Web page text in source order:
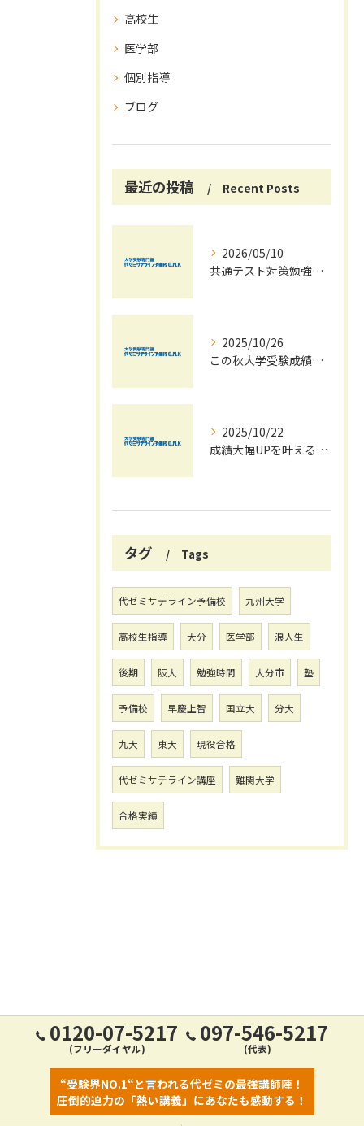
高校生
医学部
個別指導
ブログ
最近の投稿 Recent Posts
2026/05/10
共通テスト対策勉強は早めに始めましょう！
2025/10/26
この秋大学受験成績大幅UPの秘訣
2025/10/22
成績大幅UPを叶える秋の効率学習法
タグ Tags
代ゼミサテライン予備校 九州大学
高校生指導 大分 医学部 浪人生
後期 阪大 勉強時間 大分市 塾
予備校 早慶上智 国立大 分大
九大 東大 現役合格
代ゼミサテライン講座 難関大学
合格実績
0120-07-5217
(フリーダイヤル)
097-546-5217
(代表)
“受験界NO.1“と言われる代ゼミの最強講師陣！
圧倒的迫力の「熱い講義」にあなたも感動する！